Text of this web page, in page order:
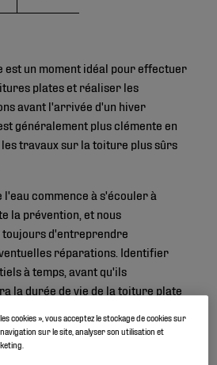
est un moment idéal pour effectuer
plates et réaliser les
avant l'arrivée d'un hiver
généralement plus clémente en
travaux sur la toiture plus sûrs
l'eau commence à s'écouler à
la prévention, et nous
toujours d'entreprendre
réparations. Identifier
à temps, avant qu'ils
la durée de vie de la toiture plate
à garder à l'esprit lors de
cookies », vous acceptez le stockage de cookies sur
sur le site, analyser son utilisation et